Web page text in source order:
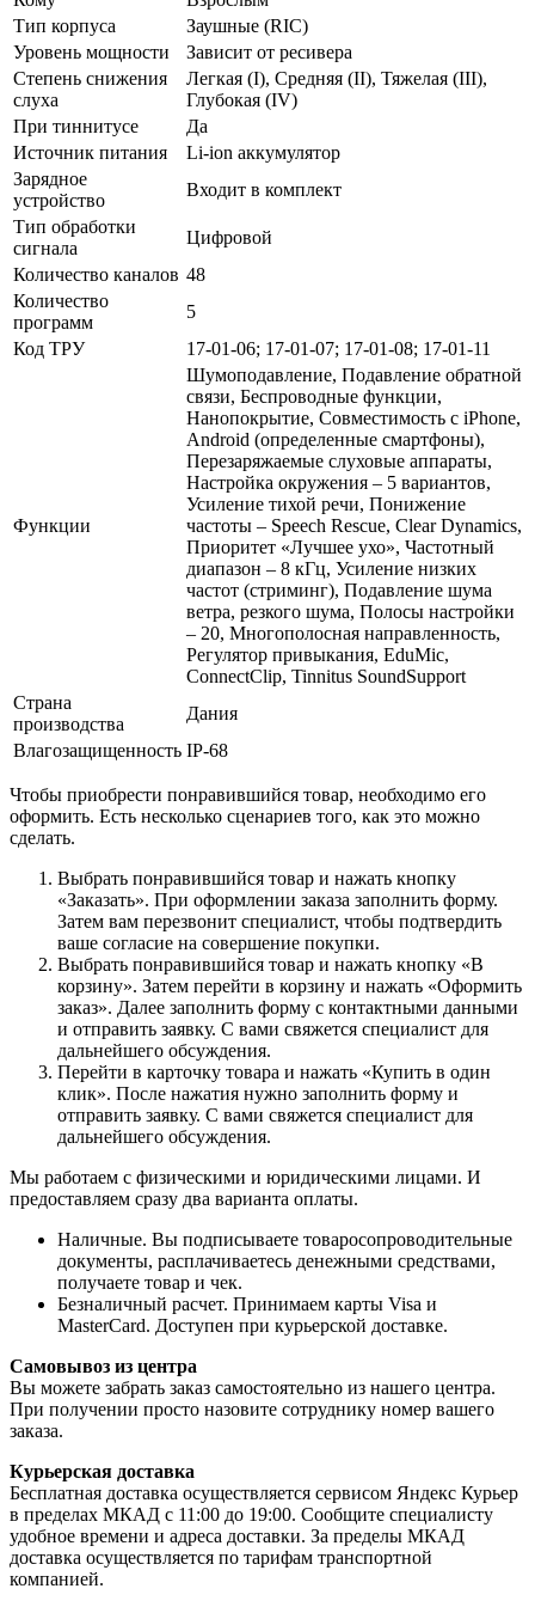
Тип корпуса
Заушные (RIC)
Уровень мощности
Зависит от ресивера
Степень снижения
слуха
Легкая (I), Средняя (II), Тяжелая (III),
Глубокая (IV)
При тиннитусе
Да
Источник питания
Li-ion аккумулятор
Зарядное
устройство
Входит в комплект
Тип обработки
сигнала
Цифровой
Количество каналов 48
Количество
программ
5
Код ТРУ
17-01-06; 17-01-07; 17-01-08; 17-01-11
Функции
Шумоподавление, Подавление обратной
связи, Беспроводные функции,
Нанопокрытие, Совместимость с iPhone,
Android (определенные смартфоны),
Перезаряжаемые слуховые аппараты,
Настройка окружения – 5 вариантов,
Усиление тихой речи, Понижение
частоты – Speech Rescue, Clear Dynamics,
Приоритет «Лучшее ухо», Частотный
диапазон – 8 кГц, Усиление низких
частот (стриминг), Подавление шума
ветра, резкого шума, Полосы настройки
– 20, Многополосная направленность,
Регулятор привыкания, EduMic,
ConnectClip, Tinnitus SoundSupport
Страна
производства
Дания
Влагозащищенность IP-68
Чтобы приобрести понравившийся товар, необходимо его
оформить. Есть несколько сценариев того, как это можно
сделать.
Выбрать понравившийся товар и нажать кнопку
«Заказать». При оформлении заказа заполнить форму.
Затем вам перезвонит специалист, чтобы подтвердить
ваше согласие на совершение покупки.
Выбрать понравившийся товар и нажать кнопку «В
корзину». Затем перейти в корзину и нажать «Оформить
заказ». Далее заполнить форму с контактными данными
и отправить заявку. С вами свяжется специалист для
дальнейшего обсуждения.
Перейти в карточку товара и нажать «Купить в один
клик». После нажатия нужно заполнить форму и
отправить заявку. С вами свяжется специалист для
дальнейшего обсуждения.
Мы работаем с физическими и юридическими лицами. И
предоставляем сразу два варианта оплаты.
Наличные. Вы подписываете товаросопроводительные
документы, расплачиваетесь денежными средствами,
получаете товар и чек.
Безналичный расчет. Принимаем карты Visa и
MasterCard. Доступен при курьерской доставке.
Самовывоз из центра
Вы можете забрать заказ самостоятельно из нашего центра.
При получении просто назовите сотруднику номер вашего
заказа.
Курьерская доставка
Бесплатная доставка осуществляется сервисом Яндекс Курьер
в пределах МКАД с 11:00 до 19:00. Сообщите специалисту
удобное времени и адреса доставки. За пределы МКАД
доставка осуществляется по тарифам транспортной
компанией.